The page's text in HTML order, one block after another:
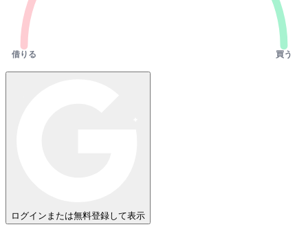
借りる 買う
ログインまたは無料登録して表示